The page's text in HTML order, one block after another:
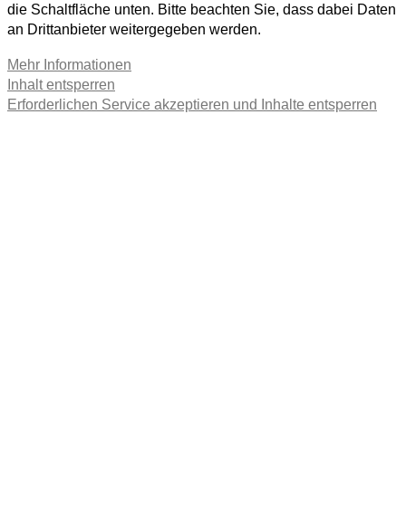
die Schaltfläche unten. Bitte beachten Sie, dass dabei Daten
an Drittanbieter weitergegeben werden.
Mehr Informationen
Inhalt entsperren
Erforderlichen Service akzeptieren und Inhalte entsperren